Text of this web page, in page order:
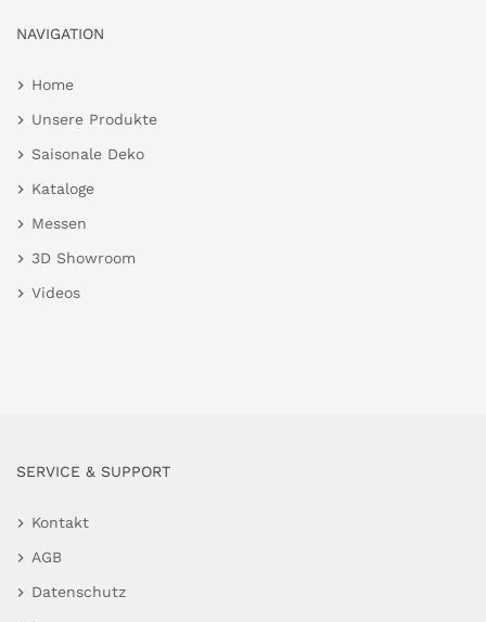
NAVIGATION
Home
Unsere Produkte
Saisonale Deko
Kataloge
Messen
3D Showroom
Videos
SERVICE & SUPPORT
Kontakt
AGB
Datenschutz